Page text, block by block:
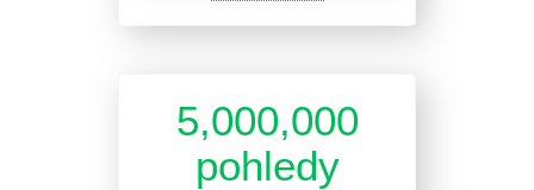
5,000,000
pohledy